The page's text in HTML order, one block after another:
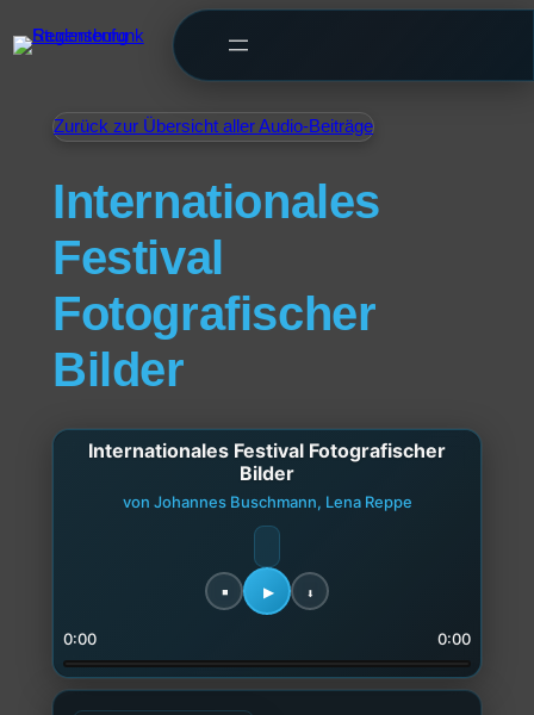
Zurück zur Übersicht aller Audio-Beiträge
Internationales
Festival
Fotografischer
Bilder
Internationales Festival Fotografischer
Bilder
von Johannes Buschmann, Lena Reppe
0:00 0:00